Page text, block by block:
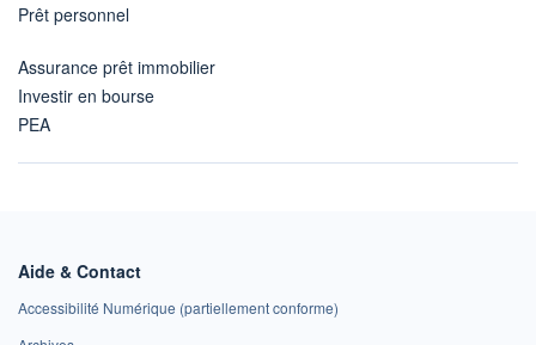
Prêt personnel
Assurance prêt immobilier
Investir en bourse
PEA
Aide & Contact
Accessibilité Numérique (partiellement conforme)